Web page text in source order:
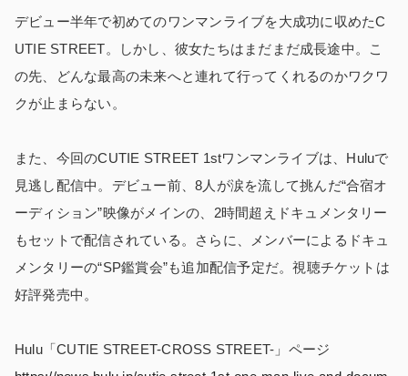
デビュー半年で初めてのワンマンライブを大成功に収めたC
UTIE STREET。しかし、彼女たちはまだまだ成長途中。こ
の先、どんな最高の未来へと連れて行ってくれるのかワクワ
クが止まらない。
また、今回のCUTIE STREET 1stワンマンライブは、Huluで
見逃し配信中。デビュー前、8人が涙を流して挑んだ“合宿オ
ーディション”映像がメインの、2時間超えドキュメンタリー
もセットで配信されている。さらに、メンバーによるドキュ
メンタリーの“SP鑑賞会”も追加配信予定だ。視聴チケットは
好評発売中。
Hulu「CUTIE STREET-CROSS STREET-」ページ